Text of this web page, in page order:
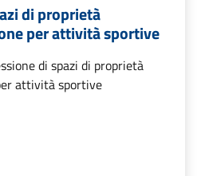
di proprietà
per attività sportive
di spazi di proprietà
attività sportive